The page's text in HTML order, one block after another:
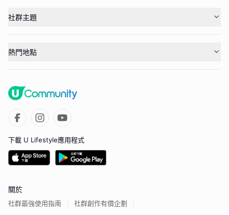
社群主題
熱門地點
下載 U Lifestyle應用程式
關於
社群最強使用指南 社群創作有價企劃